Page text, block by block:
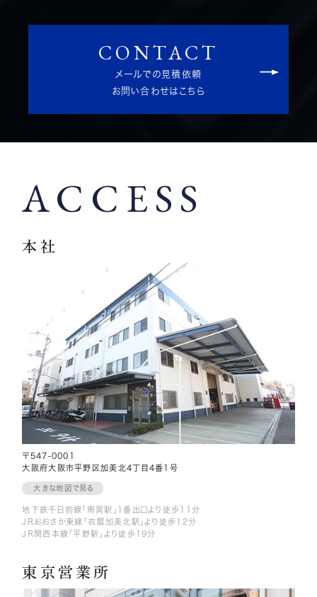
CONTACT
メールでの見積依頼
お問い合わせはこちら
ACCESS
本社
〒547-0001
大阪府大阪市平野区加美北4丁目4番1号
大きな地図で見る
地下鉄千日前線「南巽駅」1番出口より徒歩11分
JRおおさか東線「衣摺加美北駅」より徒歩12分
JR関西本線「平野駅」より徒歩19分
東京営業所